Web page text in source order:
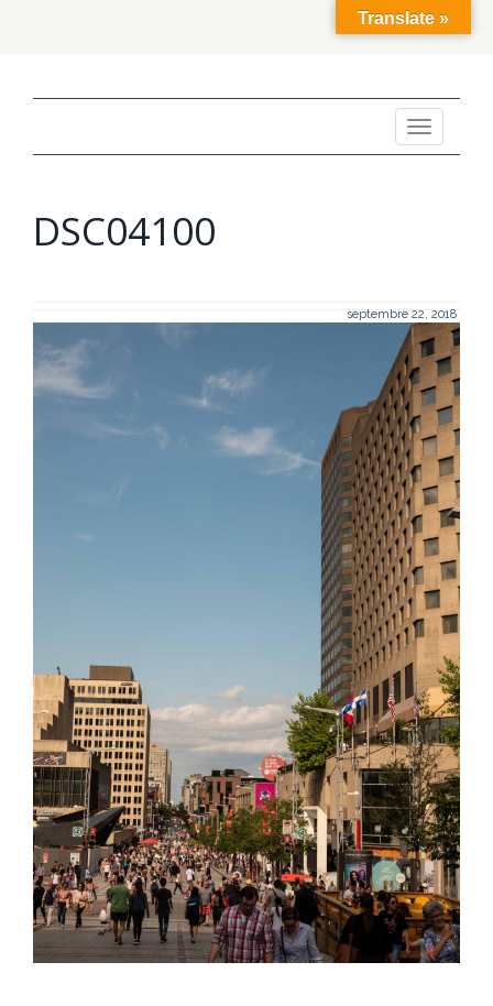
Toggle
navigation
DSC04100
septembre 22, 2018
Translate »